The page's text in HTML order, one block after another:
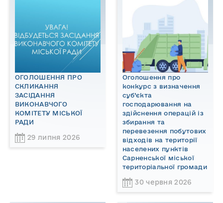
ОГОЛОШЕННЯ ПРО
СКЛИКАННЯ
ЗАСІДАННЯ
ВИКОНАВЧОГО
КОМІТЕТУ МІСЬКОЇ
РАДИ
29 липня 2026
Оголошення про
конкурс з визначення
суб’єкта
господарювання на
здійснення операцій із
збирання та
перевезення побутових
відходів на території
населених пунктів
Сарненської міської
територіальної громади
30 червня 2026